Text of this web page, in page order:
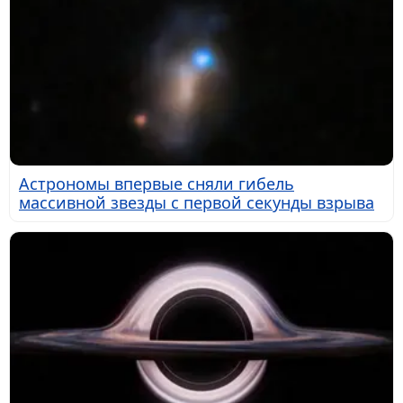
Астрономы впервые сняли гибель
массивной звезды с первой секунды взрыва